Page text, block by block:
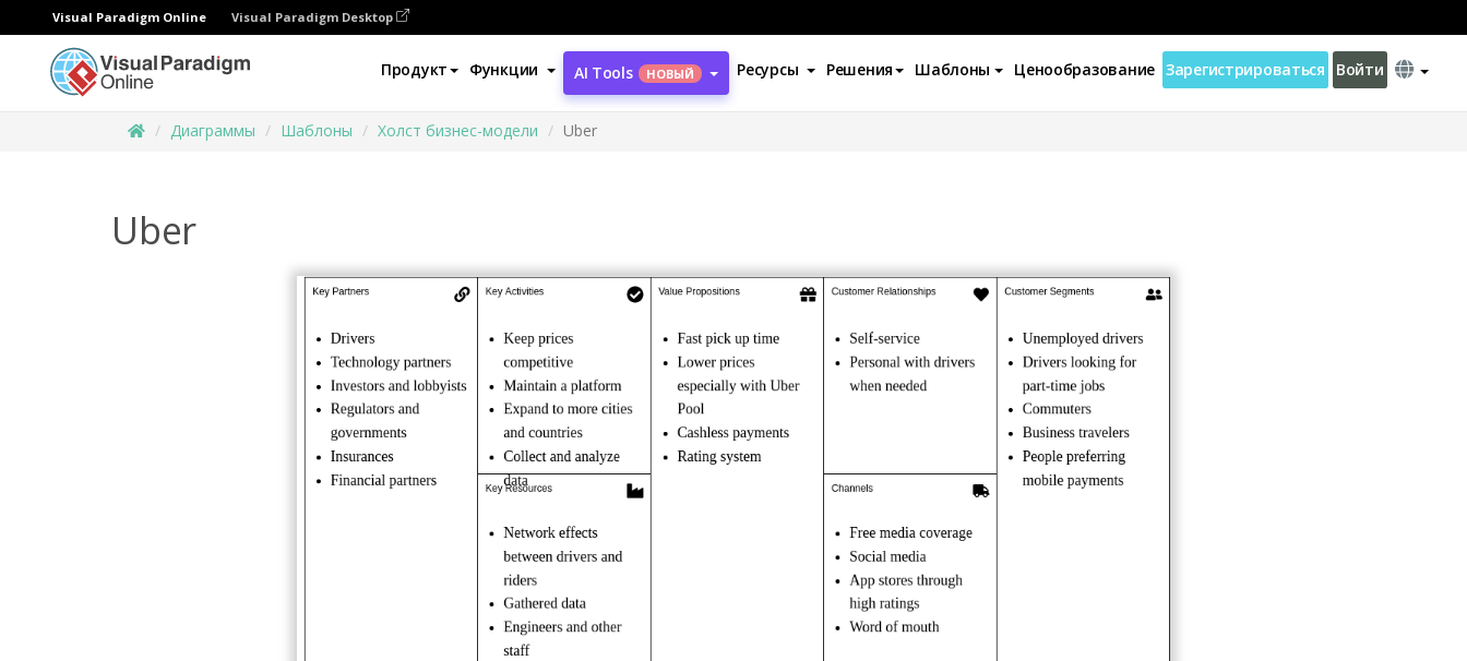
Visual Paradigm Online Visual Paradigm Desktop
Продукт Функции AI Tools НОВЫЙ Ресурсы Решения Шаблоны Ценообразование Зарегистрироваться Войти
Диаграммы Шаблоны Холст бизнес-модели Uber
Uber